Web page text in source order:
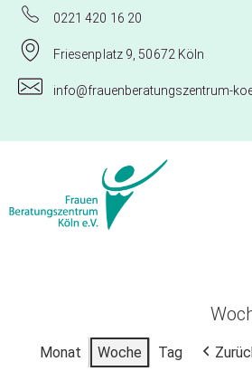
0221 420 16 20
Friesenplatz 9, 50672 Köln
info@frauenberatungszentrum-
Monat Woche Tag